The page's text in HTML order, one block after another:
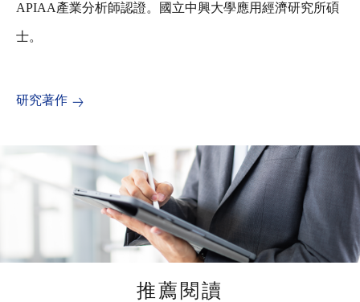
APIAA產業分析師認證。國立中興大學應用經濟研究所碩
士。
研究著作
推薦閱讀